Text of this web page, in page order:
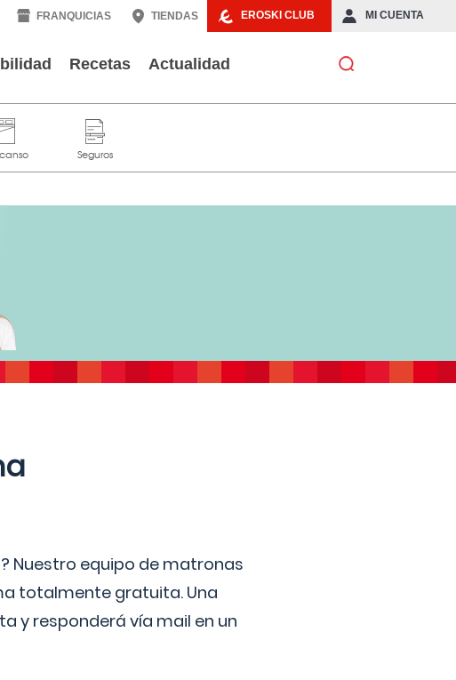
EROSKI CLUB MI CUENTA
FRANQUICIAS TIENDAS
Recetas Actualidad
Nuestro equipo de matronas
totalmente gratuita. Una
y responderá vía mail en un